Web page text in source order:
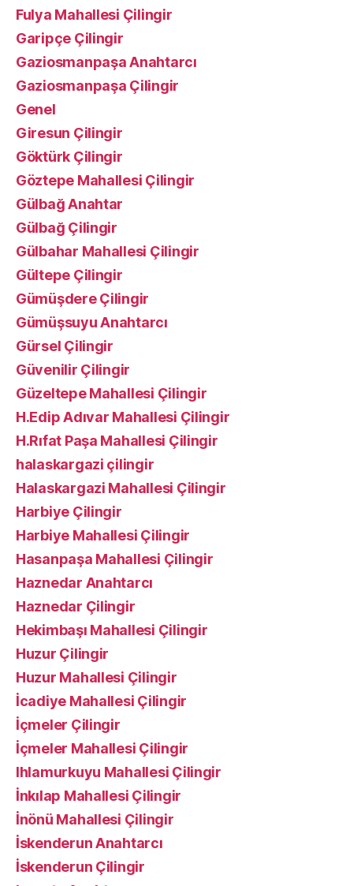
Fulya Mahallesi Çilingir
Garipçe Çilingir
Gaziosmanpaşa Anahtarcı
Gaziosmanpaşa Çilingir
Genel
Giresun Çilingir
Göktürk Çilingir
Göztepe Mahallesi Çilingir
Gülbağ Anahtar
Gülbağ Çilingir
Gülbahar Mahallesi Çilingir
Gültepe Çilingir
Gümüşdere Çilingir
Gümüşsuyu Anahtarcı
Gürsel Çilingir
Güvenilir Çilingir
Güzeltepe Mahallesi Çilingir
H.Edip Adıvar Mahallesi Çilingir
H.Rıfat Paşa Mahallesi Çilingir
halaskargazi çilingir
Halaskargazi Mahallesi Çilingir
Harbiye Çilingir
Harbiye Mahallesi Çilingir
Hasanpaşa Mahallesi Çilingir
Haznedar Anahtarcı
Haznedar Çilingir
Hekimbaşı Mahallesi Çilingir
Huzur Çilingir
Huzur Mahallesi Çilingir
İcadiye Mahallesi Çilingir
İçmeler Çilingir
İçmeler Mahallesi Çilingir
Ihlamurkuyu Mahallesi Çilingir
İnkılap Mahallesi Çilingir
İnönü Mahallesi Çilingir
İskenderun Anahtarcı
İskenderun Çilingir